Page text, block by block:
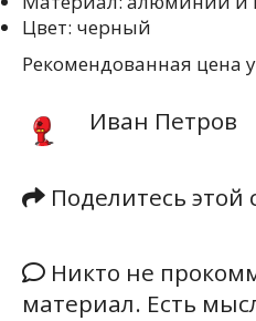
Цвет: черный
Рекомендованная цена
Иван Петров
Поделитесь этой
Никто не
материал. Есть